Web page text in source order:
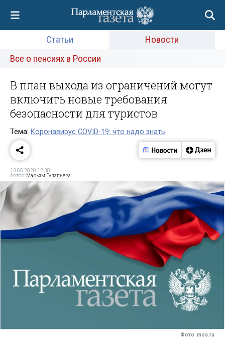
Статьи
Новости
Все о пенсиях в России
В план выхода из ограничений могут
включить новые требования
безопасности для туристов
Тема: Коронавирус COVID-19: что надо знать
13.05.2020 12:38
Автор: Марьям Гулалиева
Фото: mos.ru